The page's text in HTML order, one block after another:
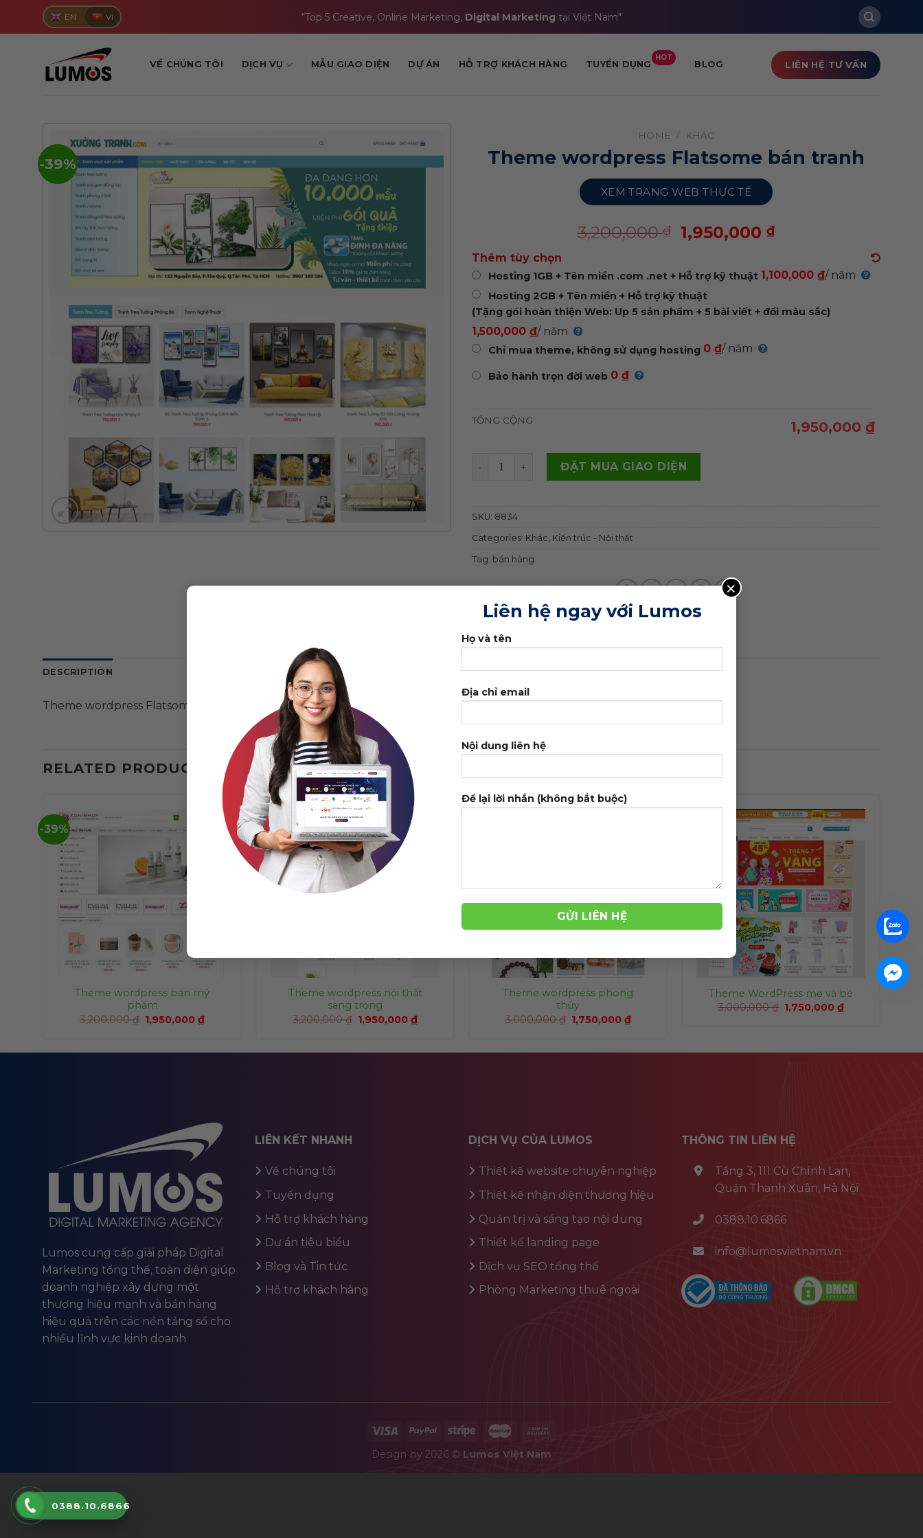
Liên hệ ngay với Lumos
Họ và tên
Địa chỉ email
Nội dung liên hệ
Để lại lời nhắn (không bắt buộc)
×
EN VI “Top 5 Creative, Online Marketing, Digital Marketing tại Việt Nam"
VỀ CHÚNG TÔI DỊCH VỤ MẪU GIAO DIỆN DỰ ÁN HỖ TRỢ KHÁCH HÀNG TUYỂN DỤNG
HOT
BLOG LIÊN HỆ TƯ VẤN
-39%
HOME / KHÁC
Theme wordpress Flatsome bán tranh
XEM TRANG WEB THỰC TẾ
3,200,000₫ 1,950,000₫
Thêm tùy chọn
Hosting 1GB + Tên miền .com .net + Hỗ trợ kỹ thuật 1,100,000 ₫/ năm
Hosting 2GB + Tên miền + Hỗ trợ kỹ thuật
(Tặng gói hoàn thiện Web: Up 5 sản phẩm + 5 bài viết + đổi màu sắc)
1,500,000 ₫/ năm
Chỉ mua theme, không sử dụng hosting 0 ₫/ năm
Bảo hành trọn đời web 0 ₫
TỔNG CỘNG 1,950,000 ₫
Theme wordpress Flatsome bán tranh quantity
ĐẶT MUA GIAO DIỆN
SKU: 8834
Categories: Khác, Kiến trúc - Nội thất
Tag: bán hàng
DESCRIPTION
Theme wordpress Flatsome bán tranh
RELATED PRODUCTS
-39%
Theme wordpress bán mỹ
phẩm
3,200,000₫ 1,950,000₫
-39%
Theme wordpress nội thất
sang trọng
3,200,000₫ 1,950,000₫
Theme wordpress phong
thủy
3,000,000₫ 1,750,000₫
Theme WordPress mẹ và bé
3,000,000₫ 1,750,000₫
Lumos cung cấp giải pháp Digital
Marketing tổng thể, toàn diện giúp
doanh nghiệp xây dựng một
thương hiệu mạnh và bán hàng
hiệu quả trên các nền tảng số cho
nhiều lĩnh vực kinh doanh
LIÊN KẾT NHANH
Về chúng tôi
Tuyển dụng
Hỗ trợ khách hàng
Dự án tiêu biểu
Blog và Tin tức
Hỗ trợ khách hàng
DỊCH VỤ CỦA LUMOS
Thiết kế website chuyên nghiệp
Thiết kế nhận diện thương hiệu
Quản trị và sáng tạo nội dung
Thiết kế landing page
Dịch vụ SEO tổng thể
Phòng Marketing thuê ngoài
THÔNG TIN LIÊN HỆ
Tầng 3, 111 Cù Chính Lan,
Quận Thanh Xuân, Hà Nội
0388.10.6866
info@lumosvietnam.vn
Design by 2026 © Lumos Việt Nam
0388.10.6866